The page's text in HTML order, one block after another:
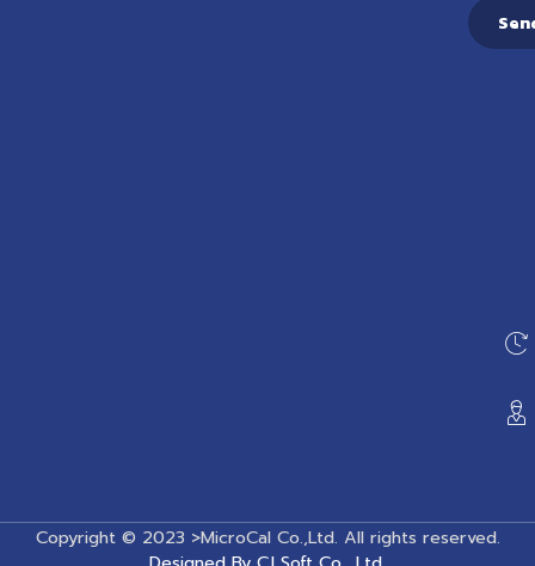
Copyright © 2023 >MicroCal Co.,Ltd. All rights reserved.